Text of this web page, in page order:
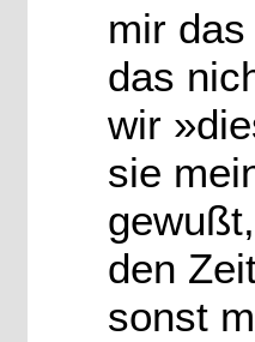
mir
das
wir
sie
den
sonst